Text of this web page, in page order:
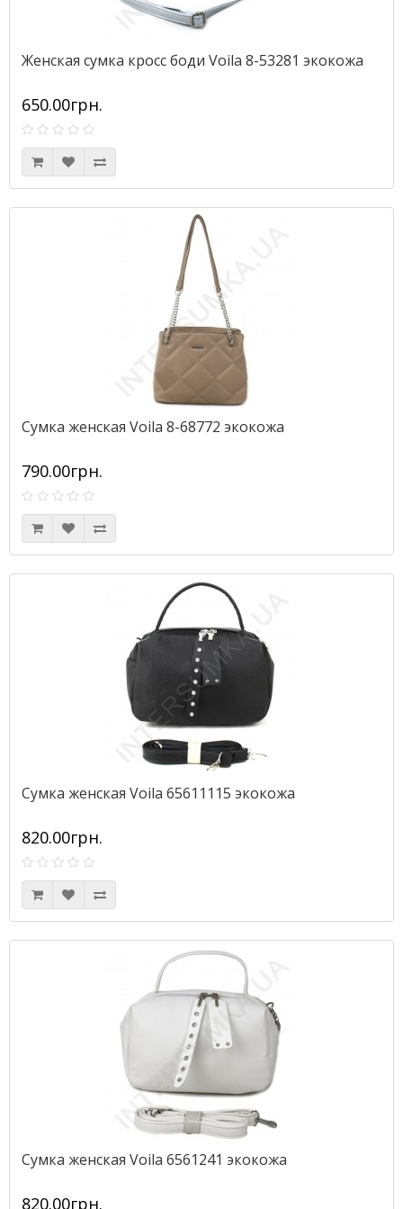
Женская сумка кросс боди Voila 8-53281 экокожа
650.00грн.
Сумка женская Voila 8-68772 экокожа
790.00грн.
Сумка женская Voila 65611115 экокожа
820.00грн.
Сумка женская Voila 6561241 экокожа
820.00грн.